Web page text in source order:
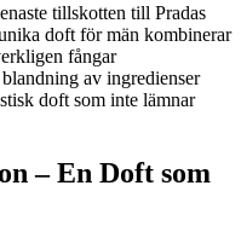
tillskotten till Pradas
doft för män kombinerar
fångar
av ingredienser
doft som inte lämnar
– En Doft som